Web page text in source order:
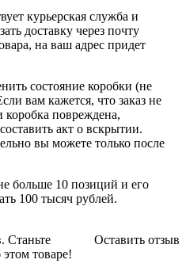
курьерская служба и
доставку через почту
на ваш адрес придет
состояние коробки (не
вам кажется, что заказ не
коробка повреждена,
акт о вскрытии.
вы можете только после
больше 10 позиций и его
100 тысяч рублей.
Оставить отзыв
Станьте
товаре!